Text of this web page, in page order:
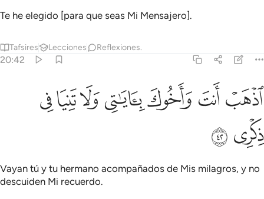
Te he elegido [para que seas Mi Mensajero].
Tafsires Lecciones Reflexiones.
20:42
اذهب انت واخوك باياتي ولا تنيا في ذكري ٤٢
ٱذْهَبْ أَنتَ وَأَخُوكَ بِـَٔايَـٰتِى وَلَا تَنِيَا فِى ذِكْرِى ٤٢
ﲉﲊﲋﲌﲍﲎﲏ
ﲐﲑ
Vayan tú y tu hermano acompañados de Mis milagros, y no
descuiden Mi recuerdo.